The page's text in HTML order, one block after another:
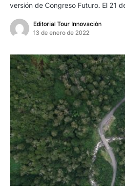
versión de Congreso Futuro. El 21
Editorial Tour Innovación
13 de enero de 2022